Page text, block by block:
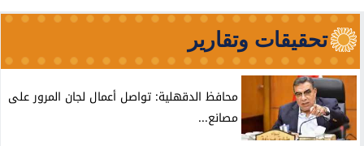
تحقيقات وتقارير
محافظ الدقهلية: تواصل أعمال لجان المرور على
مصانع...